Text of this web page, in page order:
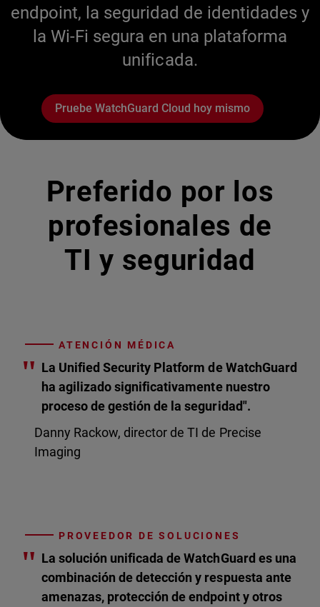
endpoint, la seguridad de identidades y
la Wi-Fi segura en una plataforma
unificada.
Pruebe WatchGuard Cloud hoy mismo
Preferido por los
profesionales de
TI y seguridad
ATENCIÓN MÉDICA
" La Unified Security Platform de WatchGuard
ha agilizado significativamente nuestro
proceso de gestión de la seguridad".
Danny Rackow, director de TI de Precise
Imaging
PROVEEDOR DE SOLUCIONES
" La solución unificada de WatchGuard es una
combinación de detección y respuesta ante
amenazas, protección de endpoint y otros